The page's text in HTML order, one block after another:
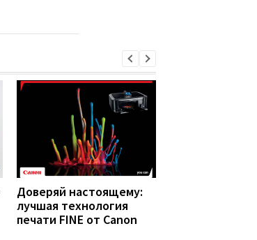
Доверяй настоящему:
лучшая технология
печати FINE от Canon